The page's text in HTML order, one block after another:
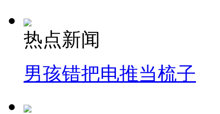
热点新闻
男孩错把电推当梳子